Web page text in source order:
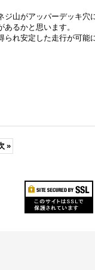
山がアッパーデッキ穴
るかと思います。
れ安定した走行が可能
»